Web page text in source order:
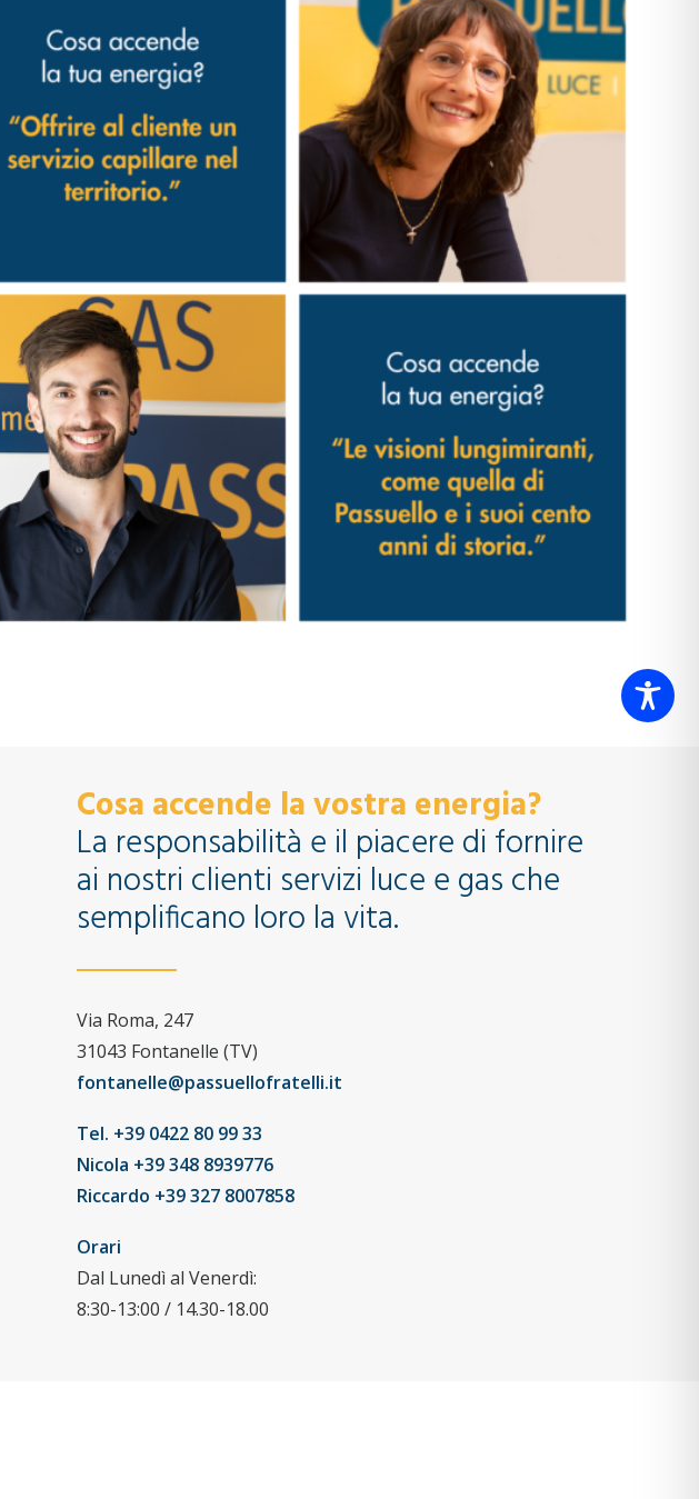
Cosa accende la vostra energia?
La responsabilità e il piacere di fornire
ai nostri clienti servizi luce e gas che
semplificano loro la vita.
Via Roma, 247
31043 Fontanelle (TV)
fontanelle@passuellofratelli.it
Tel. +39 0422 80 99 33
Nicola +39 348 8939776
Riccardo +39 327 8007858
Orari
Dal Lunedì al Venerdì:
8:30-13:00 / 14.30-18.00